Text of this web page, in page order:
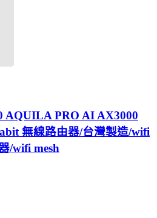
AQUILA PRO AI AX3000
無線路由器/台灣製造/wifi
/wifi mesh